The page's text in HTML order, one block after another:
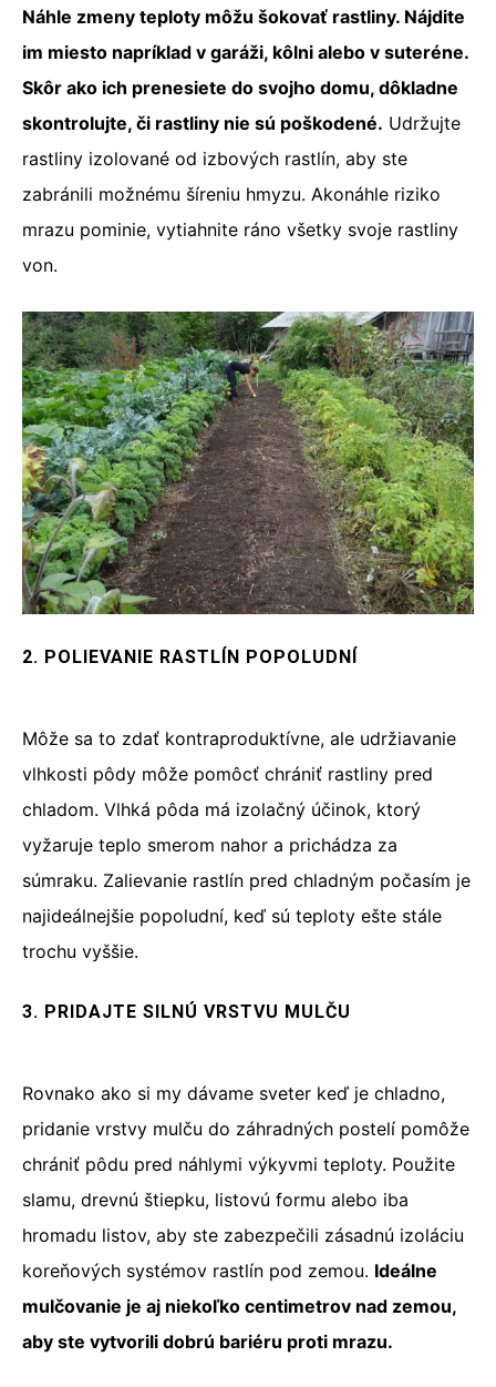
Náhle zmeny teploty môžu šokovať rastliny. Nájdite
im miesto napríklad v garáži, kôlni alebo v suteréne.
Skôr ako ich prenesiete do svojho domu, dôkladne
skontrolujte, či rastliny nie sú poškodené. Udržujte
rastliny izolované od izbových rastlín, aby ste
zabránili možnému šíreniu hmyzu. Akonáhle riziko
mrazu pominie, vytiahnite ráno všetky svoje rastliny
von.
2. POLIEVANIE RASTLÍN POPOLUDNÍ
Môže sa to zdať kontraproduktívne, ale udržiavanie
vlhkosti pôdy môže pomôcť chrániť rastliny pred
chladom. Vlhká pôda má izolačný účinok, ktorý
vyžaruje teplo smerom nahor a prichádza za
súmraku. Zalievanie rastlín pred chladným počasím je
najideálnejšie popoludní, keď sú teploty ešte stále
trochu vyššie.
3. PRIDAJTE SILNÚ VRSTVU MULČU
Rovnako ako si my dávame sveter keď je chladno,
pridanie vrstvy mulču do záhradných postelí pomôže
chrániť pôdu pred náhlymi výkyvmi teploty. Použite
slamu, drevnú štiepku, listovú formu alebo iba
hromadu listov, aby ste zabezpečili zásadnú izoláciu
koreňových systémov rastlín pod zemou. Ideálne
mulčovanie je aj niekoľko centimetrov nad zemou,
aby ste vytvorili dobrú bariéru proti mrazu.